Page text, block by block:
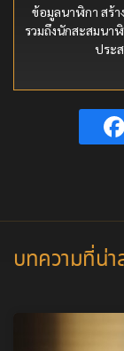
ข้อมูลนาฬิกา สร้
รวมถึงนักสะสมนา
ประ
บทความที่น่า